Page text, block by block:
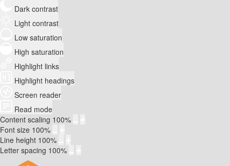
Dark contrast
Light contrast
Low saturation
High saturation
Highlight links
Highlight headings
Screen reader
Read mode
Content scaling 100%
Font size 100%
Line height 100%
Letter spacing 100%